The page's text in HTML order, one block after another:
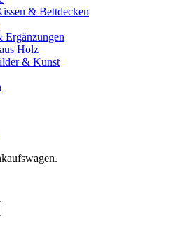
& Bettdecken
Ergänzungen
Holz
& Kunst